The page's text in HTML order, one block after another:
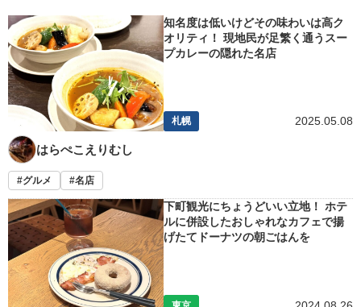
知名度は低いけどその味わいは高ク
オリティ！ 現地民が足繁く通うスー
プカレーの隠れた名店
札幌 2025.05.08
はらぺこえりむし
グルメ 名店
下町観光にちょうどいい立地！ ホテ
ルに併設したおしゃれなカフェで揚
げたてドーナツの朝ごはんを